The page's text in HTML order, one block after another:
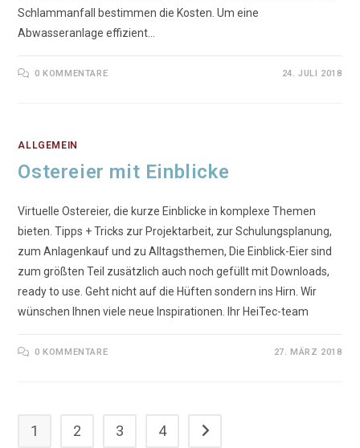
Schlammanfall bestimmen die Kosten. Um eine
Abwasseranlage effizient…
0 KOMMENTARE 24. JULI 2018
ALLGEMEIN
Ostereier mit Einblicke
Virtuelle Ostereier, die kurze Einblicke in komplexe Themen
bieten. Tipps + Tricks zur Projektarbeit, zur Schulungsplanung,
zum Anlagenkauf und zu Alltagsthemen, Die Einblick-Eier sind
zum größten Teil zusätzlich auch noch gefüllt mit Downloads,
ready to use. Geht nicht auf die Hüften sondern ins Hirn. Wir
wünschen Ihnen viele neue Inspirationen. Ihr HeiTec-team
0 KOMMENTARE 27. MÄRZ 2018
1 2 3 4 Zur nächsten Seite